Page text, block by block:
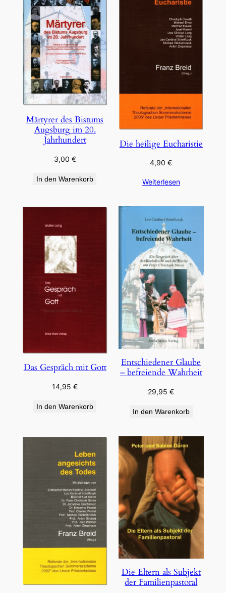
Märtyrer des Bistums
Augsburg im 20.
Jahrhundert
3,00 €
In den Warenkorb
Die heilige Eucharistie
4,90€
Weiterlesen
Das Gespräch mit Gott
14,95€
In den Warenkorb
Entschiedener Glaube
– befreiende Wahrheit
29,95€
In den Warenkorb
Die Eltern als Subjekt
der Familienpastoral